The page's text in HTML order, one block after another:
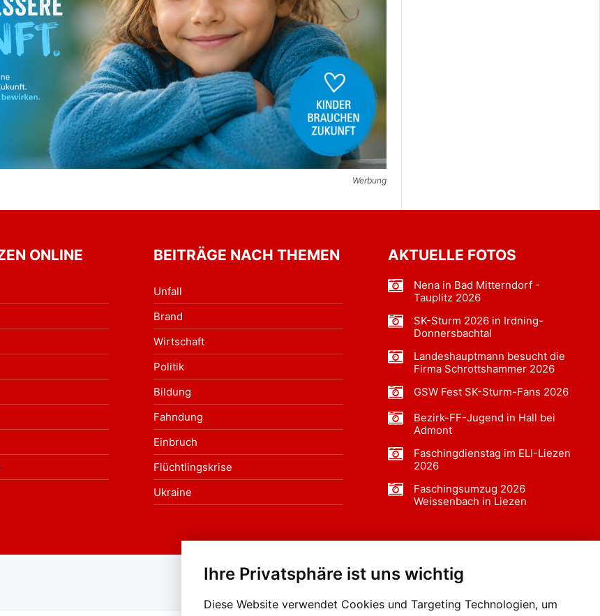
Ihre Privatsphäre ist uns wichtig
Diese Website verwendet Cookies und Targeting Technologien, um
Werbung
ONLINE BEITRÄGE NACH THEMEN
Unfall
Brand
Wirtschaft
Politik
Bildung
Fahndung
Einbruch
Flüchtlingskrise
Ukraine
AKTUELLE FOTOS
Nena in Bad Mitterndorf -
Tauplitz 2026
SK-Sturm 2026 in Irdning-
Donnersbachtal
Landeshauptmann besucht die
Firma Schrottshammer 2026
GSW Fest SK-Sturm-Fans 2026
Bezirk-FF-Jugend in Hall bei
Admont
Faschingdienstag im ELI-Liezen
2026
Faschingsumzug 2026
Weissenbach in Liezen
Auf BLO24.at werben?+43 (0)664 2226600